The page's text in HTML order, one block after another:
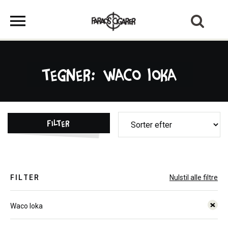
Tegner: Waco Ioka
Filter
FILTER Nulstil alle filtre
Waco Ioka